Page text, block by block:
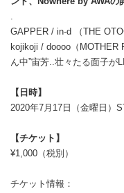
.
GAPPER / in-d （THE
kojikoji / doooo（MOTHER
ん中”宙芳..壮々たる面子が
【日時】
2020年7月17日（金曜日）
【チケット】
¥1,000（税別）
チケット情報：